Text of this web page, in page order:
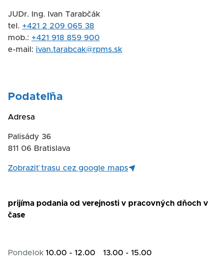
JUDr. Ing. Ivan Tarabčák
tel. +421 2 209 065 38
mob.: +421 918 859 900
e-mail: ivan.tarabcak@rpms.sk
Podateľňa
Adresa
Palisády 36
811 06 Bratislava
Zobraziť trasu cez google maps
prijíma podania od verejnosti v pracovných dňoch v
čase
Pondelok 10.00 - 12.00 13.00 - 15.00